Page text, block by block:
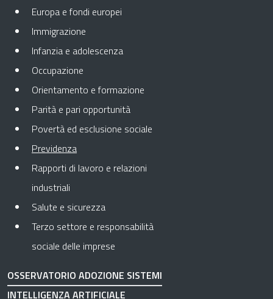
Europa e fondi europei
Immigrazione
Infanzia e adolescenza
Occupazione
Orientamento e formazione
Parità e pari opportunità
Povertà ed esclusione sociale
PrevidenzaPagina attuale
Rapporti di lavoro e relazioni
industriali
Salute e sicurezza
Terzo settore e responsabilità
sociale delle imprese
OSSERVATORIO ADOZIONE SISTEMI
INTELLIGENZA ARTIFICIALE